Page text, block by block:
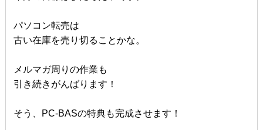
パソコン転売は
古い在庫を売り切ることかな。
メルマガ周りの作業も
引き続きがんばります！
そう、PC-BASの特典も完成させます！